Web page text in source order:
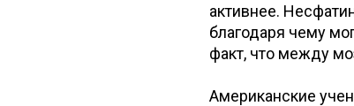
активнее.
благодаря чему
факт, что между
Американские